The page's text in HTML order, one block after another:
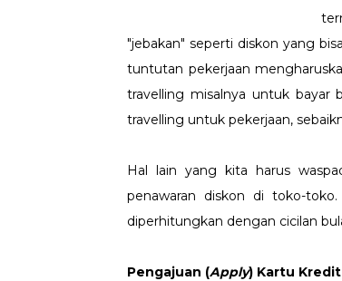
"jebakan" seperti diskon yang
tuntutan pekerjaan
travelling misalnya untuk
travelling untuk pekerjaan,
Hal lain yang kita harus
penawaran diskon di toko-
diperhitungkan dengan cicilan
Pengajuan (Apply) Kartu